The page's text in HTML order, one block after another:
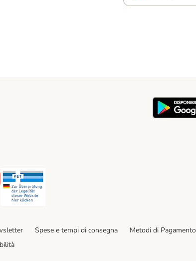
Security
Spese e tempi di consegna Metodi di Pagamento